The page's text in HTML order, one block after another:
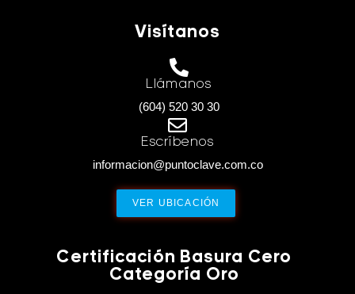
Visítanos
Llámanos
(604) 520 30 30
Escríbenos
informacion@puntoclave.com.co
VER UBICACIÓN
Certificación Basura Cero
Categoría Oro